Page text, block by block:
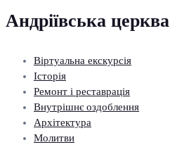
Андріївська церква
Віртуальна екскурсія
Історія
Ремонт і реставрація
Внутрішнє оздоблення
Архітектура
Молитви